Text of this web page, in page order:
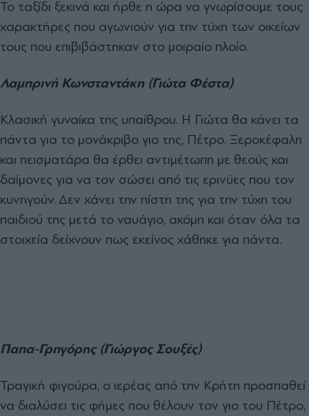
Το ταξίδι ξεκινά και ήρθε η ώρα να γνωρίσουμε τους
χαρακτήρες που αγωνιούν για την τύχη των οικείων
τους που επιβιβάστηκαν στο μοιραίο πλοίο.
Λαμπρινή Κωνσταντάκη (Γιώτα Φέστα)
Κλασική γυναίκα της υπαίθρου. Η Γιώτα θα κάνει τα
πάντα για το μονάκριβο γιο της, Πέτρο. Ξεροκέφαλη
και πεισματάρα θα έρθει αντιμέτωπη με θεούς και
δαίμονες για να τον σώσει από τις ερινύες που τον
κυνηγούν. Δεν χάνει την πίστη της για την τύχη του
παιδιού της μετά το ναυάγιο, ακόμη και όταν όλα τα
στοιχεία δείχνουν πως εκείνος χάθηκε για πάντα.
Παπα-Γρηγόρης (Γιώργος Σουξές)
Τραγική φιγούρα, ο ιερέας από την Κρήτη προσπαθεί
να διαλύσει τις φήμες που θέλουν τον γιο του Πέτρο,